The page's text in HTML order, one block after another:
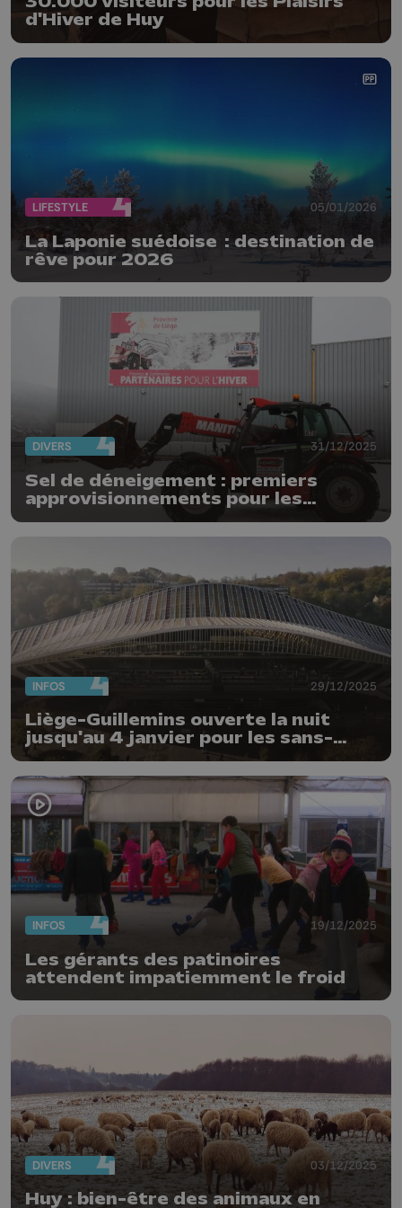
d'Hiver de Huy
LIFESTYLE 05/01/2026
La Laponie suédoise : destination de
rêve pour 2026
DIVERS 31/12/2025
Sel de déneigement : premiers
approvisionnements pour les
INFOS 29/12/2025
Liège-Guillemins ouverte la nuit
jusqu'au 4 janvier pour les sans-
abris
INFOS 19/12/2025
Les gérants des patinoires
attendent impatiemment le froid
DIVERS 03/12/2025
Huy : bien-être des animaux en